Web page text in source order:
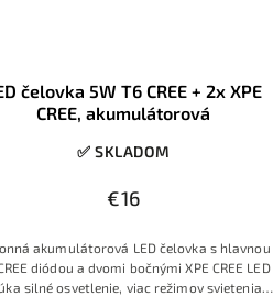
čelovka 5W T6 CREE + 2x XPE
CREE, akumulátorová
✅ SKLADOM
€16
akumulátorová LED čelovka s hlavnou
diódou a dvomi bočnými XPE CREE LED
silné osvetlenie, viac režimov svietenia a